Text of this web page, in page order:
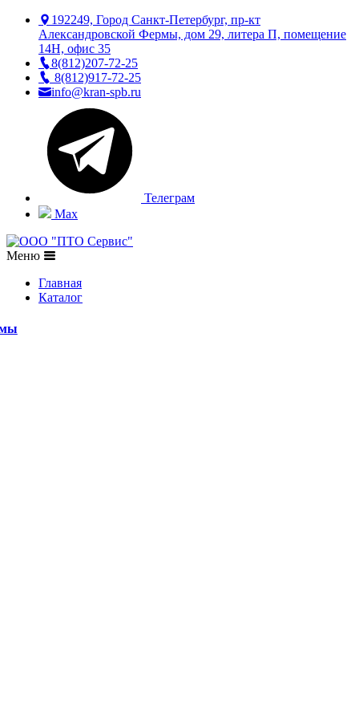
192249, Город Санкт-Петербург, пр-кт
Александровской Фермы, дом 29, литера П, помещение
14Н, офис 35
8(812)207-72-25
8(812)917-72-25
info@kran-spb.ru
Телеграм
Max
Меню
Главная
Каталог